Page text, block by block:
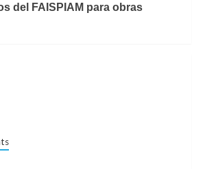
del FAISPIAM para obras